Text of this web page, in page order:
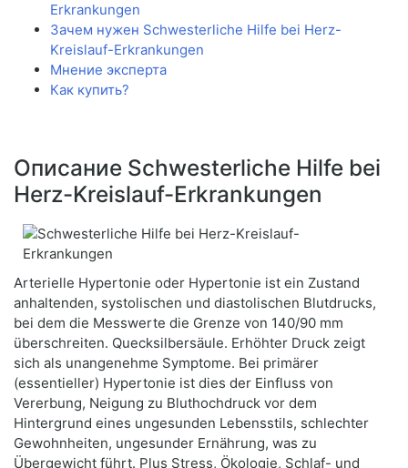
Erkrankungen
Зачем нужен Schwesterliche Hilfe bei Herz-
Kreislauf-Erkrankungen
Мнение эксперта
Как купить?
Описание Schwesterliche Hilfe bei
Herz-Kreislauf-Erkrankungen
Arterielle Hypertonie oder Hypertonie ist ein Zustand
anhaltenden, systolischen und diastolischen Blutdrucks,
bei dem die Messwerte die Grenze von 140/90 mm
überschreiten. Quecksilbersäule. Erhöhter Druck zeigt
sich als unangenehme Symptome. Bei primärer
(essentieller) Hypertonie ist dies der Einfluss von
Vererbung, Neigung zu Bluthochdruck vor dem
Hintergrund eines ungesunden Lebensstils, schlechter
Gewohnheiten, ungesunder Ernährung, was zu
Übergewicht führt. Plus Stress, Ökologie, Schlaf- und